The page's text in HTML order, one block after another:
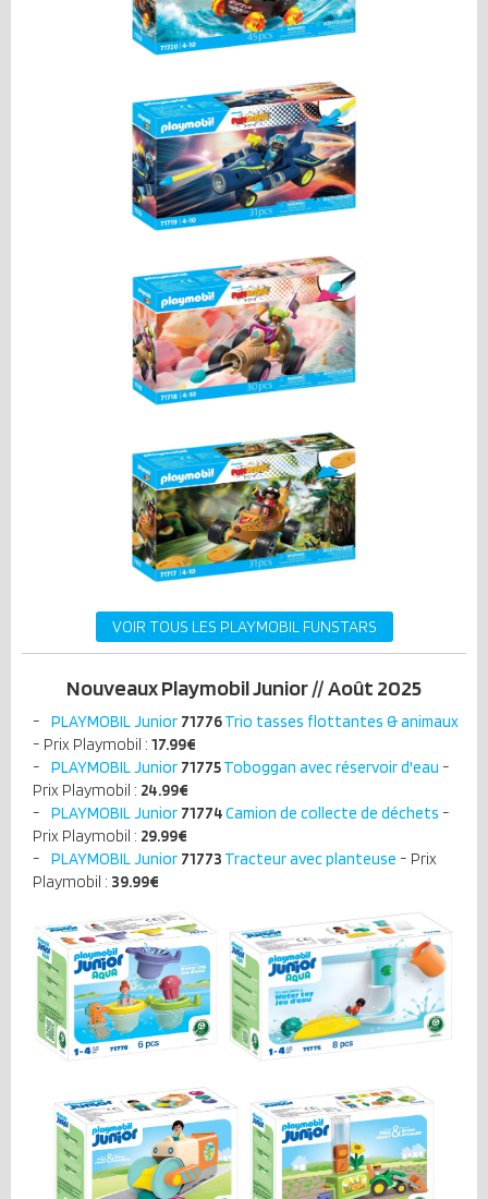
VOIR TOUS LES PLAYMOBIL FUNSTARS
Nouveaux Playmobil Junior // Août 2025
PLAYMOBIL Junior 71776Trio tasses flottantes & animaux
- Prix Playmobil : 17.99€
PLAYMOBIL Junior 71775Toboggan avec réservoir d'eau -
Prix Playmobil : 24.99€
PLAYMOBIL Junior 71774Camion de collecte de déchets -
Prix Playmobil : 29.99€
PLAYMOBIL Junior 71773 Tracteur avec planteuse - Prix
Playmobil : 39.99€